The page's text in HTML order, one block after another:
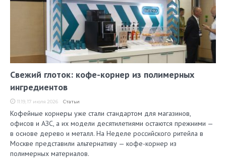
Свежий глоток: кофе-корнер из полимерных
ингредиентов
11:19, 17 июля 2026 Статьи
Кофейные корнеры уже стали стандартом для магазинов,
офисов и АЗС, а их модели десятилетиями остаются прежними —
в основе дерево и металл. На Неделе российского ритейла в
Москве представили альтернативу — кофе-корнер из
полимерных материалов.